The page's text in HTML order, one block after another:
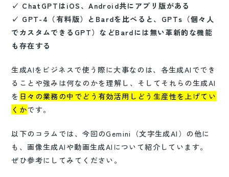
✓ ChatGPTはiOS、Android共にアプリ版がある
✓ GPT-4（有料版）とBardを比べると、GPTs（個々人
でカスタムできるGPT）などBardには無い革新的な機能
も存在する
生成AIをビジネスで使う際に大事なのは、各生成AIででき
ることや強みは何なのかを理解し、そしてそれらの生成AI
を 日々の業務の中でどう有効活用しどう生産性を上げてい
くかです。
以下のコラムでは、今回のGemini（文字生成AI）の他に
も、画像生成AIや動画生成AIについて紹介しています。
ぜひ参考にしてみてください。